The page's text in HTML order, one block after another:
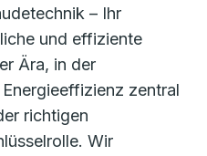
– Ihr
und effiziente
Ära, in der
zentral
richtigen
Wir